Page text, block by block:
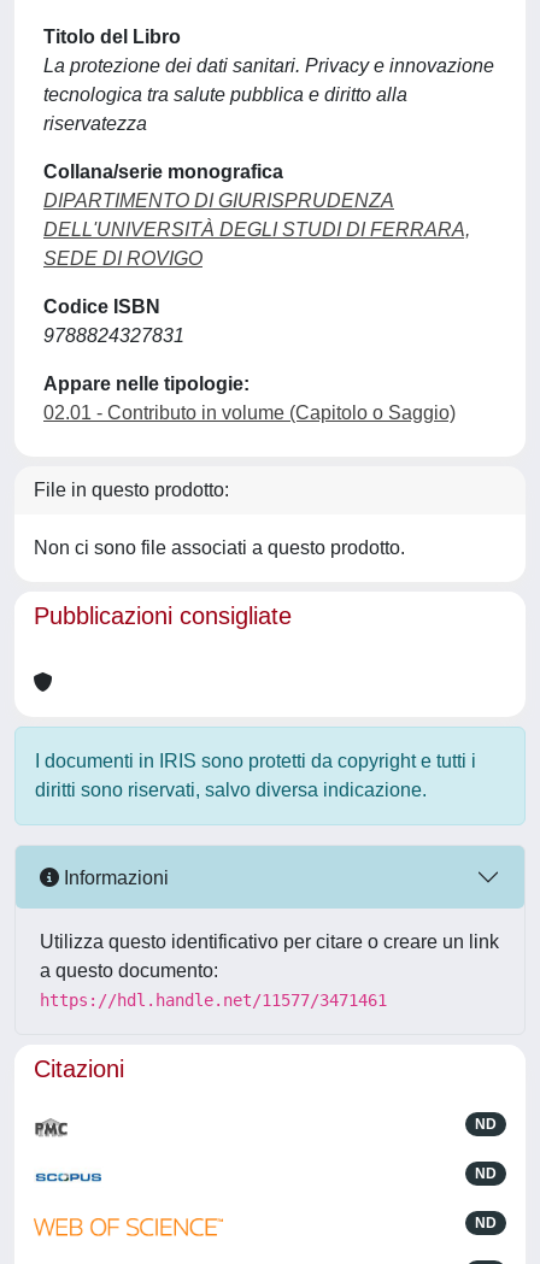
Titolo del Libro
La protezione dei dati sanitari. Privacy e innovazione
tecnologica tra salute pubblica e diritto alla
riservatezza
Collana/serie monografica
DIPARTIMENTO DI GIURISPRUDENZA
DELL'UNIVERSITÀ DEGLI STUDI DI FERRARA,
SEDE DI ROVIGO
Codice ISBN
9788824327831
Appare nelle tipologie:
02.01 - Contributo in volume (Capitolo o Saggio)
File in questo prodotto:
Non ci sono file associati a questo prodotto.
Pubblicazioni consigliate
I documenti in IRIS sono protetti da copyright e tutti i
diritti sono riservati, salvo diversa indicazione.
Informazioni
Utilizza questo identificativo per citare o creare un link
a questo documento:
https://hdl.handle.net/11577/3471461
Citazioni
ND
ND
ND